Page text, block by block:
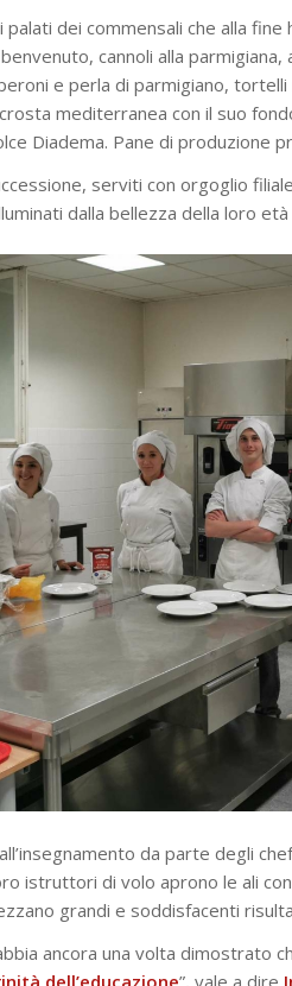
dei commensali che alla fine
cannoli alla
e perla di parmigiano,
mediterranea con il suo
Diadema. Pane di produzione
serviti con orgoglio
dalla bellezza della loro
da parte degli
istruttori di volo aprono le ali
grandi e soddisfacenti
ancora una volta dimostrato